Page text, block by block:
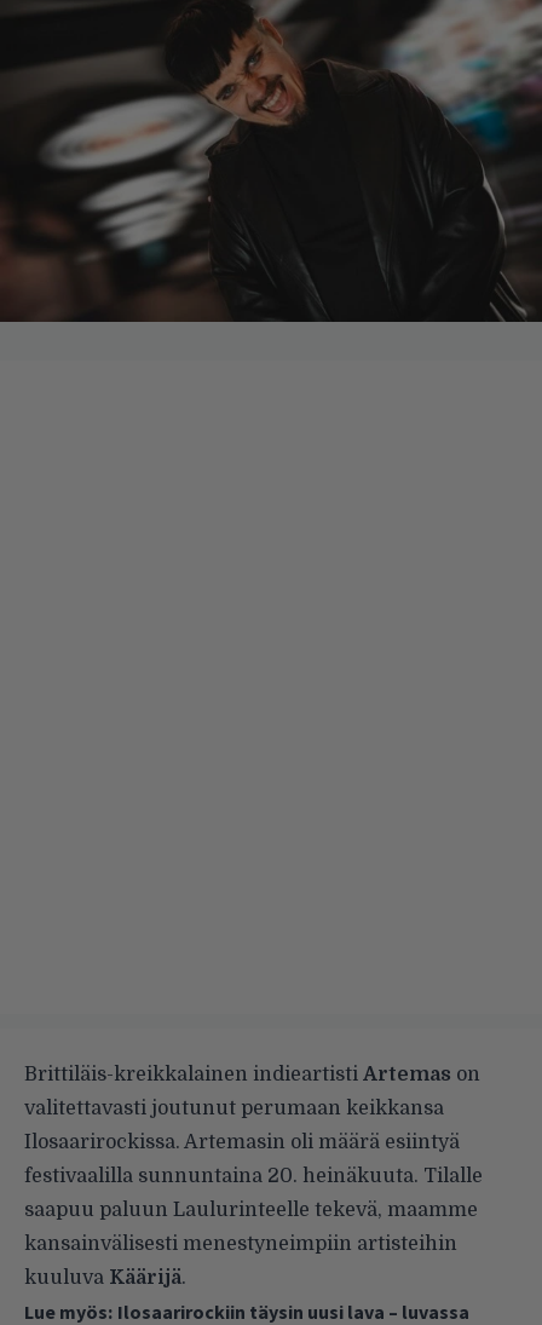
Brittiläis-kreikkalainen indieartisti Artemas on
valitettavasti joutunut perumaan keikkansa
Ilosaarirockissa. Artemasin oli määrä esiintyä
festivaalilla sunnuntaina 20. heinäkuuta. Tilalle
saapuu paluun Laulurinteelle tekevä, maamme
kansainvälisesti menestyneimpiin artisteihin
kuuluva Käärijä.
Lue myös: Ilosaarirockiin täysin uusi lava – luvassa